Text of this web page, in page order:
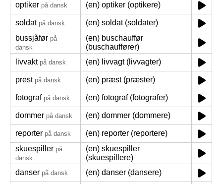
optiker på dansk (en) optiker (optikere)
soldat på dansk
(en) soldat (soldater)
bussjåfør på
dansk
(en) buschauffør
(buschauffører)
livvakt på dansk (en) livvagt (livvagter)
prest på dansk (en) præst (præster)
fotograf på dansk (en) fotograf (fotografer)
dommer på dansk (en) dommer (dommere)
reporter på dansk
(en) reporter (reportere)
skuespiller på
dansk
(en) skuespiller
(skuespillere)
danser på dansk (en) danser (dansere)